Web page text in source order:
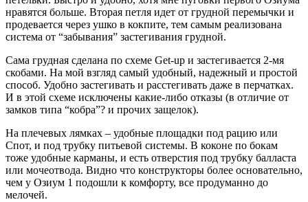
нравятся больше. Вторая петля идет от грудной перемычки и
продевается через ушко в кокпите, тем самым реализована
система от “забывания” застегивания грудной.
Сама грудная сделана по схеме Get-up и застегивается 2-мя
скобами. На мой взгляд самый удобный, надежный и простой
способ. Удобно застегивать и расстегивать даже в перчатках.
И в этой схеме исключены какие-либо отказы (в отличие от
замков типа “кобра”? и прочих защелок).
На плечевых лямках – удобные площадки под рацию или
Спот, и под трубку питьевой системы. В коконе по бокам
тоже удобные карманы, и есть отверстия под трубку балласта
или мочеотвода. Видно что конструкторы более основательно,
чем у Озиум 1 подошли к комфорту, все продуманно до
мелочей.